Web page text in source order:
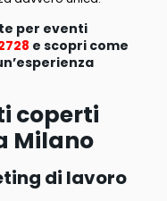
per eventi
e scopri come
coperti
Milano
di lavoro